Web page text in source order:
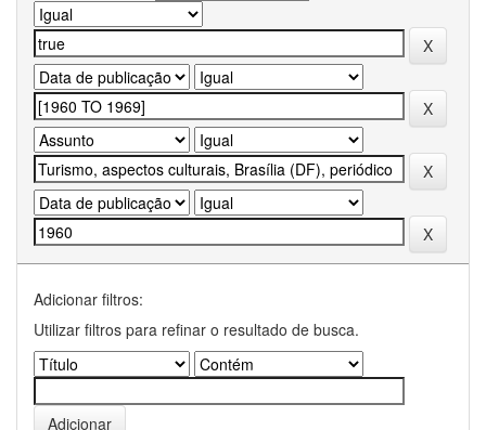
Adicionar filtros:
Utilizar filtros para refinar o resultado de busca.